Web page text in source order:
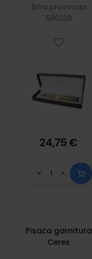
olovka + tehnička
olovka
Šifra proizvoda
586228
24,75 €
Pisaća garnitura
Ceres